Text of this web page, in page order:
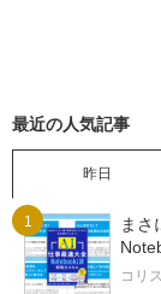
最近の人気記事
昨日
まさ
コリス